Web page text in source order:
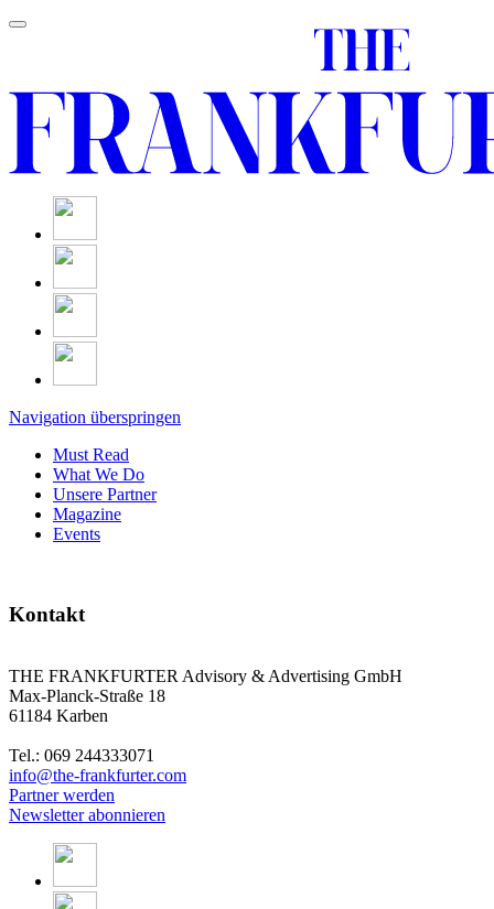
Navigation überspringen
Must Read
What We Do
Unsere Partner
Magazine
Events
Kontakt
THE FRANKFURTER Advisory & Advertising GmbH
Max-Planck-Straße 18
61184 Karben
Tel.: 069 244333071
info@the-frankfurter.com
Partner werden
Newsletter abonnieren